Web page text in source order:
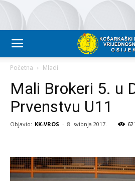
Početna Mladi
Mali Brokeri 5. u
Prvenstvu U11
Objavio: KK-VROS - 8. svibnja 2017.